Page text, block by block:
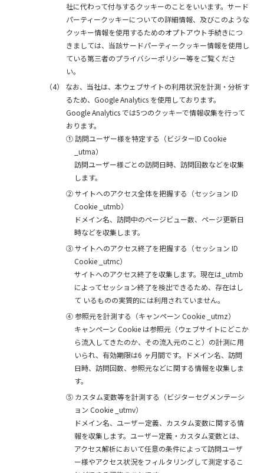
社に代わって付与するクッキーのことをいいます。サード
パーティークッキーについての詳細情報、及びこのような
クッキー情報を使用するためのオプトアウト手続きにつ
きましては、当該サードパーティークッキー情報を使用し
ている第三者のプライバシーポリシー等をご覧くださ
い。
（4）
なお、当社は、本ウェブサイトの利用状況を計測・分析す
るため、Google Analytics を使用しております。
Google Analytics では5つのクッキーで情報収集を行って
おります。
①訪問ユーザー様を特定する（ビジターID Cookie
_utma）
訪問ユーザー様ごとの訪問日時、訪問回数などを収集
します。
②サイトへのアクセス全体を把握する（セッション ID
Cookie _utmb）
ドメイン名、訪問中のページビュー数、ページ更新日
時などを収集します。
③サイトへのアクセス終了を把握する（セッション ID
Cookie _utmc）
サイトへのアクセス終了を収集します。現在は_utmb
によってセッション終了を検出できるため、存在はし
て いるものの実質的には利用されていません。
④参照元を計測する（キャンペーン Cookie _utmz）
キャンペーン Cookie は参照元（ウェブサイトにどこか
ら流入してきたのか、その流入元のこと）の計測に用
いられ、有効期限は6 ヶ月間です。ドメイン名、訪問
日時、訪問回数、参照元などに関する情報を収集しま
す。
⑤ カスタム変数等を計測する（ビジターセグメンテーシ
ョン Cookie _utmv）
ドメイン名、ユーザー定義、カスタム変数に関する情
報を収集します。ユーザー定義・カスタム変数とは、
アクセス解析において任意の条件によって訪問ユーザ
ー様やアクセス状況をフィルタリングして測定するこ